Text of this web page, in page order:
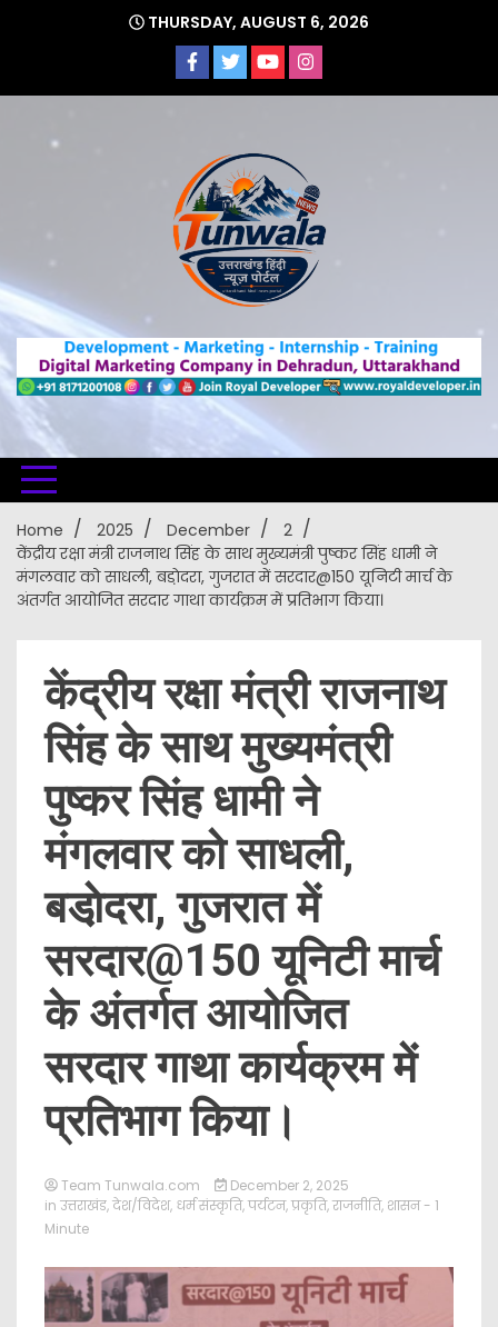
THURSDAY, AUGUST 6, 2026
Uttarakhand Hindi News Portal
Home 2025 December
2
केंद्रीय रक्षा मंत्री राजनाथ सिंह के साथ मुख्यमंत्री पुष्कर सिंह धामी ने
मंगलवार को साधली, बडा़ेदरा, गुजरात में सरदार@150 यूनिटी मार्च के
अंतर्गत आयोजित सरदार गाथा कार्यक्रम में प्रतिभाग किया।
केंद्रीय रक्षा मंत्री राजनाथ
सिंह के साथ मुख्यमंत्री
पुष्कर सिंह धामी ने
मंगलवार को साधली,
बडा़ेदरा, गुजरात में
सरदार@150 यूनिटी मार्च
के अंतर्गत आयोजित
सरदार गाथा कार्यक्रम में
प्रतिभाग किया।
Team Tunwala.com
December 2, 2025
in उत्तराखंड,देश/विदेश, धर्म संस्कृति,पर्यटन,प्रकृति,राजनीति, शासन - 1
Minute